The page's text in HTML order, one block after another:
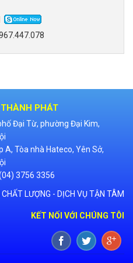
PHÁT
Đại Từ, phường Đại Kim,
A, Tòa nhà Hateco, Yên Sở,
3756 3356
LƯỢNG - DỊCH VỤ TẬN TÂM
KẾT NỐI VỚI CHÚNG TÔI